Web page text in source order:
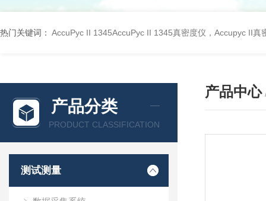
热门关键词： AccuPyc II 1345AccuPyc II 1345真密度仪，Accupyc II真
产品分类
PRODUCT CLASSIFICATION
测试测量
产品中心